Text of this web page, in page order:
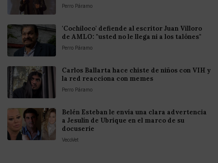
Perro Páramo
'Cochiloco' defiende al escritor Juan Villoro
de AMLO: "usted no le llega ni a los talónes"
Perro Páramo
Carlos Ballarta hace chiste de niños con VIH y
la red reacciona con memes
Perro Páramo
Belén Esteban le envía una clara advertencia
a Jesulín de Ubrique en el marco de su
docuserie
VecoVet